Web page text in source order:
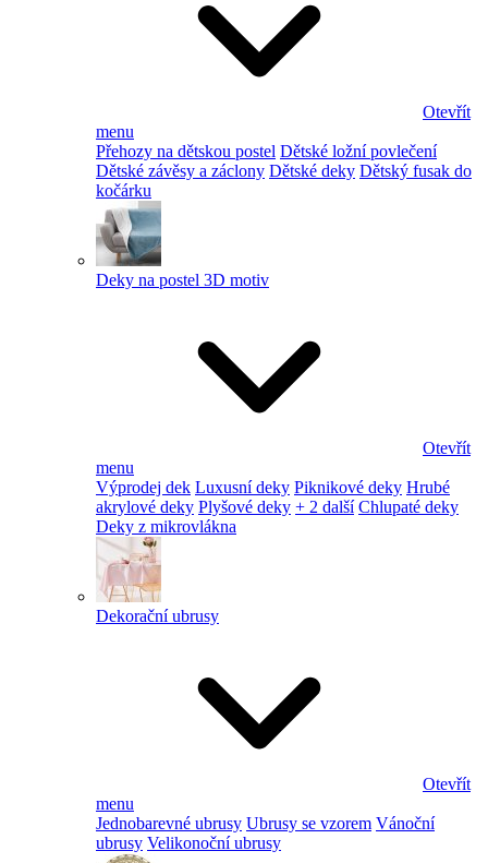
Otevřít
menu
Přehozy na dětskou postel Dětské ložní povlečení
Dětské závěsy a záclony Dětské deky Dětský fusak do
kočárku
Deky na postel 3D motiv
Otevřít
menu
Výprodej dek Luxusní deky Piknikové deky Hrubé
akrylové deky Plyšové deky + 2 další Chlupaté deky
Deky z mikrovlákna
Dekorační ubrusy
Otevřít
menu
Jednobarevné ubrusy Ubrusy se vzorem Vánoční
ubrusy Velikonoční ubrusy